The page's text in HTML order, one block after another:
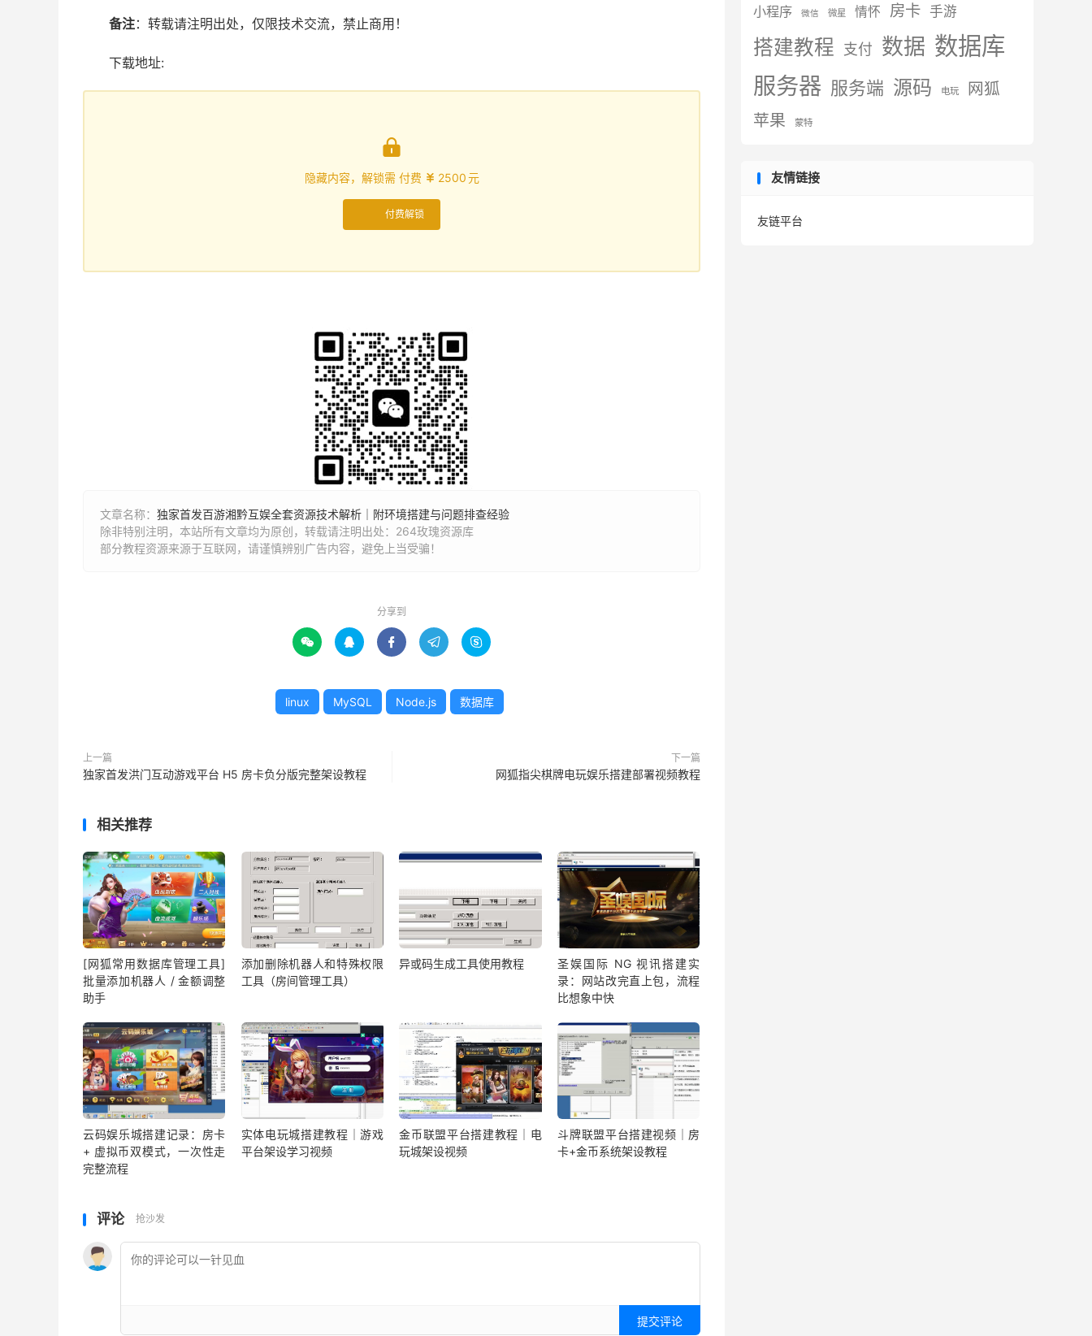
备注：转载请注明出处，仅限技术交流，禁止商用！
下载地址:

隐藏内容，解锁需 付费  2500元
付费解锁
文章名称： 独家首发百游湘黔互娱全套资源技术解析｜附环境搭建与问题排查经验
除非特别注明，本站所有文章均为原创，转载请注明出处：264玫瑰资源库
部分教程资源来源于互联网，请谨慎辨别广告内容，避免上当受骗！
分享到
    
linux MySQL Node.js 数据库
上一篇
独家首发洪门互动游戏平台 H5 房卡负分版完整架设教程
下一篇
网狐指尖棋牌电玩娱乐搭建部署视频教程
相关推荐
[网狐常用数据库管理工具]
批量添加机器人 / 金额调整
助手
添加删除机器人和特殊权限
工具（房间管理工具）
异或码生成工具使用教程
圣娱国际 NG 视讯搭建实
录：网站改完直上包，流程
比想象中快
云码娱乐城搭建记录：房卡
+ 虚拟币双模式，一次性走
完整流程
实体电玩城搭建教程｜游戏
平台架设学习视频
金币联盟平台搭建教程｜电
玩城架设视频
斗牌联盟平台搭建视频｜房
卡+金币系统架设教程
评论 抢沙发
提交评论
小程序 微信 微星 情怀 房卡 手游
搭建教程 支付 数据 数据库
服务器 服务端 源码 电玩
网狐
苹果
蒙特
友情链接
友链平台